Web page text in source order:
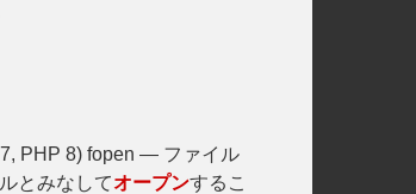
PHP 8) fopen — ファイル
とみなしてオープンするこ